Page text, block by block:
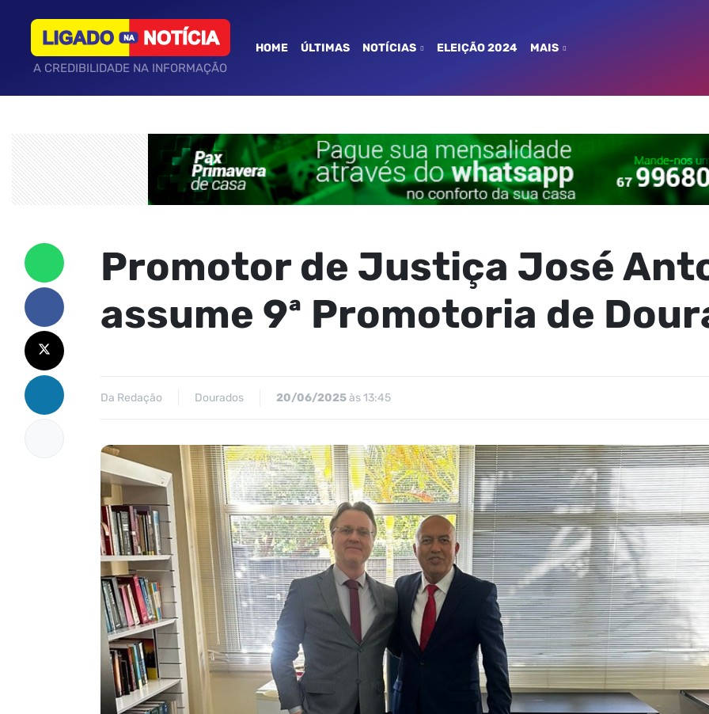
A CREDIBILIDADE NA INFORMAÇÃO
HOME ÚLTIMAS NOTÍCIAS ELEIÇÃO 2024 MAIS
Promotor de Justiça José
assume 9ª Promotoria de
Da Redação Dourados 20/06/2025às 13:45